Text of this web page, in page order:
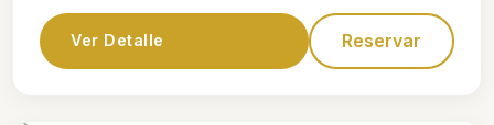
Ver Detalle Reservar